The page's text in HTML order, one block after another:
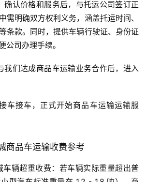
确认价格和服务后，与托运公司签订正
需明确双方权利义务，涵盖托运时间、
条款。同时，提供车辆行驶证、身份证
公司办理手续。
我们达成商品车运输业务合作后，进入
车接车，正式开始商品车运输运输服
商品车运输收费参考
车辆超重收费：若车辆实际重量超出普